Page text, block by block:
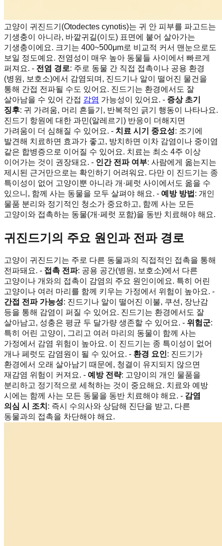
고양이 귀진드기(Otodectes cynotis)는 귀 안 피부를 파고드는
기생충이 아니라, 바깥귀길(이도) 표면에 붙어 살아가는
기생충이에요. 크기는 400~500μm로 비교적 커서 맨눈으로도
보일 정도예요. 전염성이 매우 높아 동물들 사이에서 빠르게
퍼져요. - 전염 경로: 주로 동물 간 직접 접촉이나 공용 환경
(병원, 보호소)에서 감염되며, 진드기나 알이 떨어진 물건을
통해 간접 전파될 수도 있어요. 진드기는 환경에서도 잘
살아남을 수 있어 간접 감염 가능성이 있어요. - 증상 초기
징후: 귀 가려움, 머리 흔들기, 반복적인 긁기 행동이 나타나요.
진드기 항원에 대한 과민(알레르기) 반응이 더해지면
가려움이 더 심해질 수 있어요. - 치료 시기 중요성: 조기에
발견해 치료하면 효과가 좋고, 방치하면 이차 감염이나 중이염
같은 합병증으로 이어질 수 있어요. 치료는 최소 4주 이상
이어가는 것이 권장돼요. - 인간 전파 여부: 사람에게 옮는지는
제시된 근거만으로는 확인하기 어려워요. 다만 이 진드기는 종
특이성이 없어 고양이뿐 아니라 개·페럿 사이에서도 옮을 수
있으니, 함께 사는 동물을 모두 살펴야 해요. - 예방 방법 : 개인
물품 분리와 정기적인 청소가 중요하고, 함께 사는 모든
고양이와 접촉하는 동물(개·페럿 포함)을 동반 치료해야 해요.
귀진드기의 주요 원인과 전파 경로
고양이 귀진드기는 주로 다른 동물과의 직접적인 접촉을 통해
전파돼요. - 접촉 전파: 공용 공간(병원, 보호소)에서 다른
고양이나 개와의 접촉이 감염의 주요 원인이에요. 특히 어린
고양이나 여러 마리를 함께 키우는 가정에서 위험이 높아요. -
간접 전파 가능성: 진드기나 알이 떨어진 이불, 쿠션, 장난감
등을 통해 감염이 퍼질 수 있어요. 진드기는 환경에서도 잘
살아남고, 성충은 평균 두 달가량 생존할 수 있어요. - 위험군:
특히 어린 고양이, 그리고 여러 마리의 동물이 함께 사는
가정에서 감염 위험이 높아요. 이 진드기는 종 특이성이 없어
개나 페럿도 감염원이 될 수 있어요. - 환경 요인: 진드기가
환경에서 오래 살아남기 때문에, 청결이 유지되지 않으면
재감염 위험이 커져요. - 예방 전략: 고양이의 개인 물품을
분리하고 정기적으로 세척하는 것이 중요해요. 치료와 예방
시에는 함께 사는 모든 동물을 동반 치료해야 해요. - 감염
의심 시 조치 : 즉시 수의사와 상담해 진단을 받고, 다른
동물과의 접촉을 차단해야 해요.